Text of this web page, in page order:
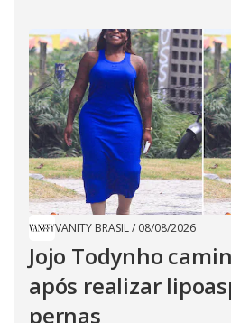
VANITY BRASIL/ 08/08/2026
Jojo Todynho
após realizar
pernas